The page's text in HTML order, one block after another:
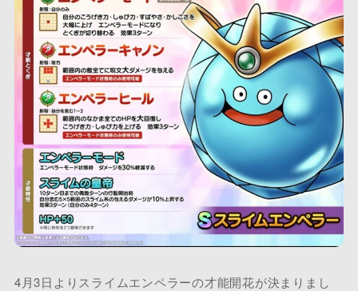
4月3日よりスライムエンペラーの才能開花が決まりまし